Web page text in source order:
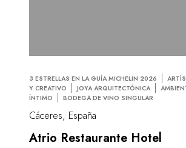
3 ESTRELLAS EN LA GUÍA MICHELIN 2026
Y CREATIVO
JOYA ARQUITECTÓNICA
ÍNTIMO
BODEGA DE VINO SINGULAR
Cáceres, España
Atrio Restaurante Hotel